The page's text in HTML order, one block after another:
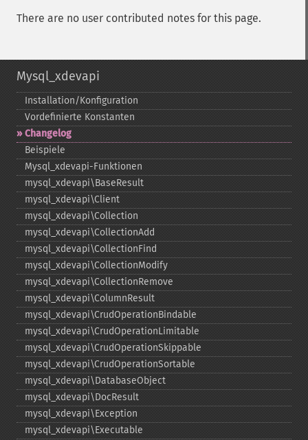
There are no user contributed notes for this page.
Mysql_xdevapi
Installation/Konfiguration
Vordefinierte Konstanten
Changelog
Beispiele
Mysql_​xdevapi-​Funktionen
mysql_​xdevapi\BaseResult
mysql_​xdevapi\Client
mysql_​xdevapi\Collection
mysql_​xdevapi\CollectionAdd
mysql_​xdevapi\CollectionFind
mysql_​xdevapi\CollectionModify
mysql_​xdevapi\CollectionRemove
mysql_​xdevapi\ColumnResult
mysql_​xdevapi\CrudOperationBindable
mysql_​xdevapi\CrudOperationLimitable
mysql_​xdevapi\CrudOperationSkippable
mysql_​xdevapi\CrudOperationSortable
mysql_​xdevapi\DatabaseObject
mysql_​xdevapi\DocResult
mysql_​xdevapi\Exception
mysql_​xdevapi\Executable